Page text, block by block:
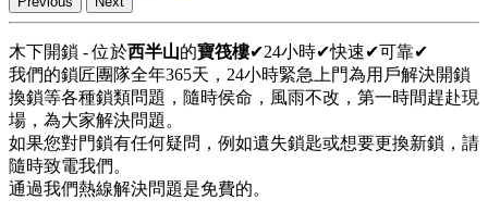
木下開鎖 - 位於西半山的寶筏樓✔24小時✔快速✔可靠✔
我們的鎖匠團隊全年365天，24小時緊急上門為用戶解決開鎖
換鎖等各種鎖類問題，隨時侯命，風雨不改，第一時間趕赴現
場，為大家解決問題。
如果您對門鎖有任何疑問，例如遺失鎖匙或想要更換新鎖，請
隨時致電我們。
通過我們熱線解決問題是免費的。